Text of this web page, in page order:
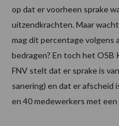
op dat er voorheen sprake
uitzendkrachten. Maar
mag dit percentage volgens
bedragen? En toch het OSB
FNV stelt dat er sprake is
sanering) en dat er afscheid
en 40 medewerkers met